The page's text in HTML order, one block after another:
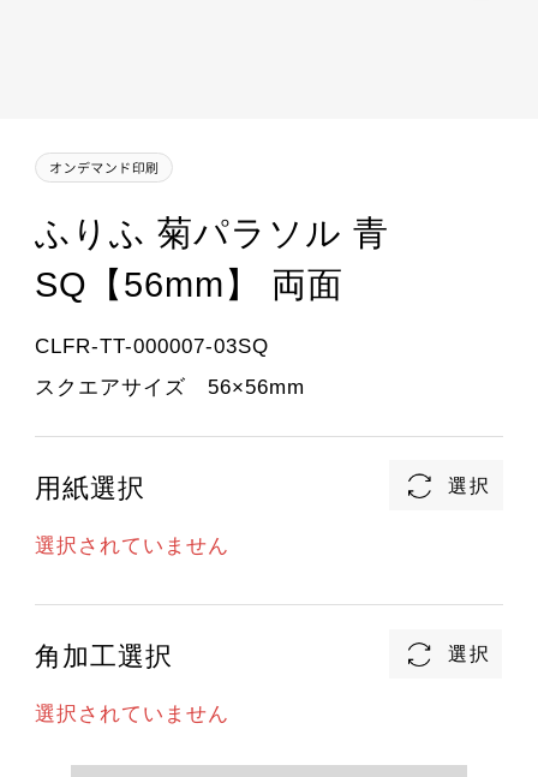
ふりふ 菊パラソル 青
SQ【56mm】 両面
CLFR-TT-000007-03SQ
スクエアサイズ 56×56mm
用紙選択
選択されていません
角加工選択
選択されていません